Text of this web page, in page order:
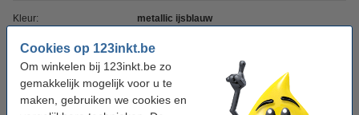
Cookies op 123inkt.be
Om winkelen bij 123inkt.be zo
gemakkelijk mogelijk voor u te
maken, gebruiken we cookies en
Kleur: metallic ijsblauw
Vakken: 6
Ons artikelnr: 211810